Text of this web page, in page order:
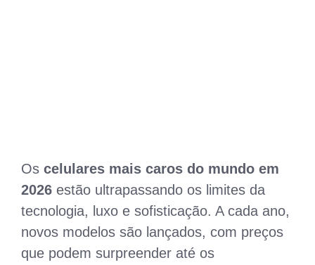
Os celulares mais caros do mundo em
2026 estão ultrapassando os limites da
tecnologia, luxo e sofisticação. A cada ano,
novos modelos são lançados, com preços
que podem surpreender até os